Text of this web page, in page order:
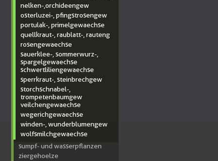
nelken-,orchideengew
osterluzei-, pfingstrosengew
portulak-, primelgewaechse
quellkraut-, raublatt-, rauteng
rosengewaechse
sauerklee-, sommerwurz-,
spargelgewaechse
schwertliliengewaechse
sperrkraut-, steinbrechgew
storchschnabel-,
trompetenbaumgew
veilchengewaechse
wegerichgewaechse
winden-, wunderblumengew
wolfsmilchgewaechse
sumpf- und wasserpflanzen
ziergehoelze